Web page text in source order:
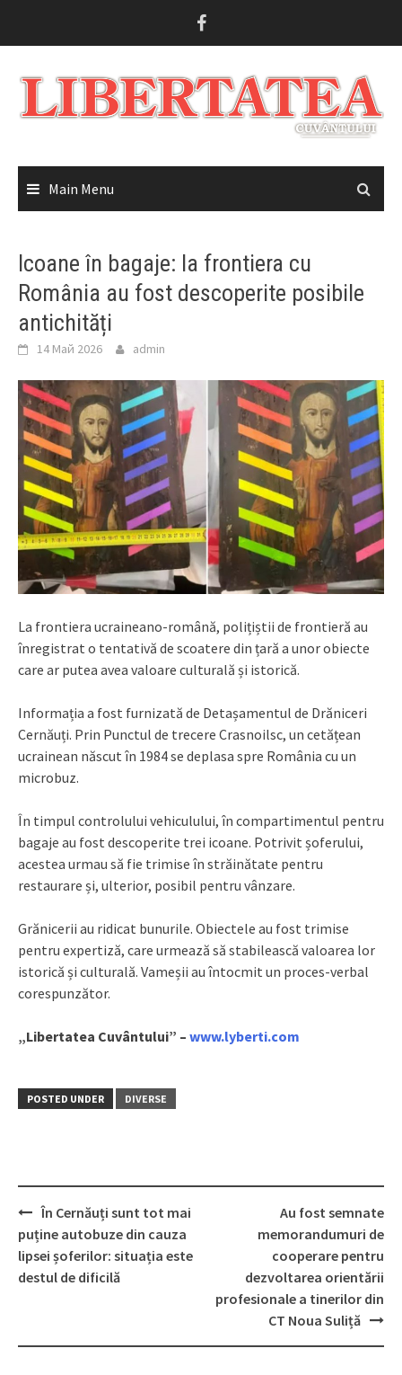
Main Menu
Icoane în bagaje: la frontiera cu
România au fost descoperite posibile
antichități
14 Май 2026 admin
La frontiera ucraineano-română, polițiștii de frontieră au
înregistrat o tentativă de scoatere din țară a unor obiecte
care ar putea avea valoare culturală și istorică.
Informația a fost furnizată de Detașamentul de Drăniceri
Cernăuți. Prin Punctul de trecere Crasnoilsc, un cetățean
ucrainean născut în 1984 se deplasa spre România cu un
microbuz.
În timpul controlului vehiculului, în compartimentul pentru
bagaje au fost descoperite trei icoane. Potrivit șoferului,
acestea urmau să fie trimise în străinătate pentru
restaurare și, ulterior, posibil pentru vânzare.
Grănicerii au ridicat bunurile. Obiectele au fost trimise
pentru expertiză, care urmează să stabilească valoarea lor
istorică și culturală. Vameșii au întocmit un proces-verbal
corespunzător.
„Libertatea Cuvântului” – www.lyberti.com
POSTED UNDER DIVERSE
Post
navigation
În Cernăuți sunt tot mai
puține autobuze din cauza
lipsei șoferilor: situația este
destul de dificilă
Au fost semnate
memorandumuri de
cooperare pentru
dezvoltarea orientării
profesionale a tinerilor din
CT Noua Suliță